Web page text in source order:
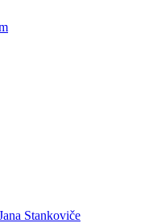
Stankoviče